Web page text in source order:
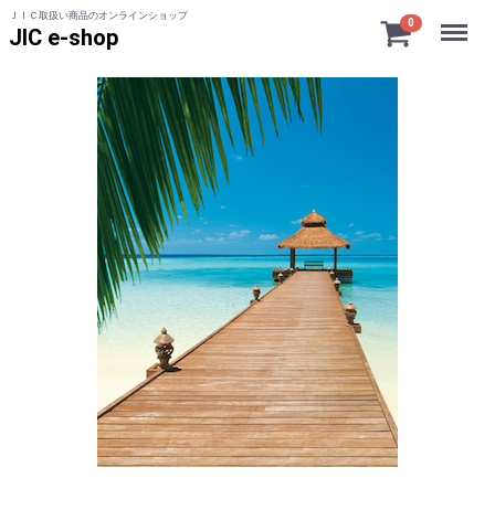
ＪＩＣ取扱い商品のオンラインショップ
JIC e-shop
0 Menu